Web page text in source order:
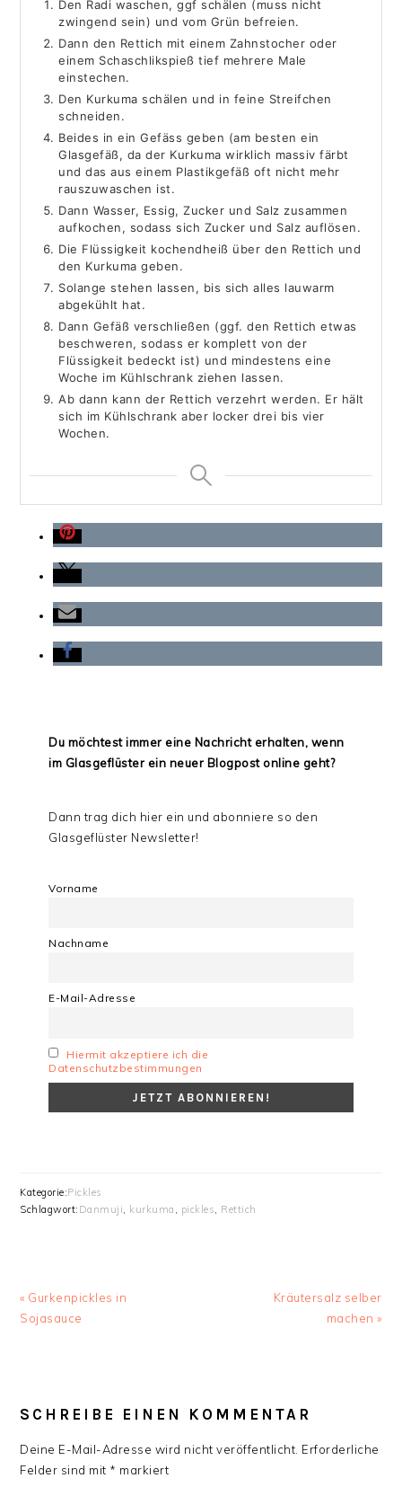
Den Radi waschen, ggf schälen (muss nicht
zwingend sein) und vom Grün befreien.
Dann den Rettich mit einem Zahnstocher oder
einem Schaschlikspieß tief mehrere Male
einstechen.
Den Kurkuma schälen und in feine Streifchen
schneiden.
Beides in ein Gefäss geben (am besten ein
Glasgefäß, da der Kurkuma wirklich massiv färbt
und das aus einem Plastikgefäß oft nicht mehr
rauszuwaschen ist.
Dann Wasser, Essig, Zucker und Salz zusammen
aufkochen, sodass sich Zucker und Salz auflösen.
Die Flüssigkeit kochendheiß über den Rettich und
den Kurkuma geben.
Solange stehen lassen, bis sich alles lauwarm
abgekühlt hat.
Dann Gefäß verschließen (ggf. den Rettich etwas
beschweren, sodass er komplett von der
Flüssigkeit bedeckt ist) und mindestens eine
Woche im Kühlschrank ziehen lassen.
Ab dann kann der Rettich verzehrt werden. Er hält
sich im Kühlschrank aber locker drei bis vier
Wochen.
Du möchtest immer eine Nachricht erhalten, wenn
im Glasgeflüster ein neuer Blogpost online geht?
Dann trag dich hier ein und abonniere so den
Glasgeflüster Newsletter!
Vorname
Nachname
E-Mail-Adresse
Hiermit akzeptiere ich die
Datenschutzbestimmungen
Kategorie:Pickles
Schlagwort: Danmuji, kurkuma , pickles, Rettich
Vorheriger
Beitrag:
« Gurkenpickles in
Sojasauce
Nächster
Kräutersalz selber
machen »
INTERAKTIONEN
SCHREIBE EINEN KOMMENTAR
Deine E-Mail-Adresse wird nicht veröffentlicht. Erforderliche
Felder sind mit * markiert